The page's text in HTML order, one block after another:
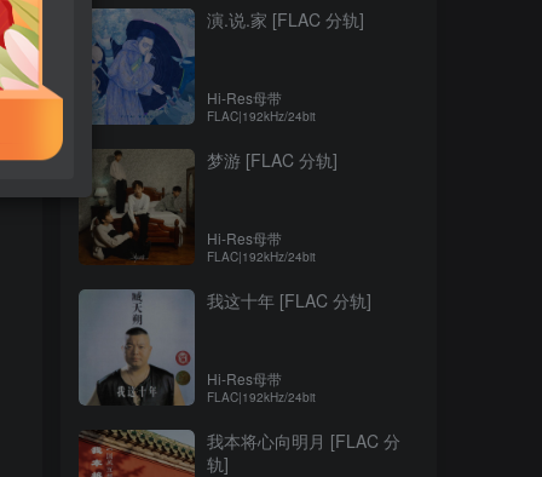
演.说.家 [FLAC 分轨]
Hi-Res母带
FLAC|192kHz/24bit
梦游 [FLAC 分轨]
Hi-Res母带
FLAC|192kHz/24bit
我这十年 [FLAC 分轨]
Hi-Res母带
FLAC|192kHz/24bit
我本将心向明月 [FLAC 分
轨]